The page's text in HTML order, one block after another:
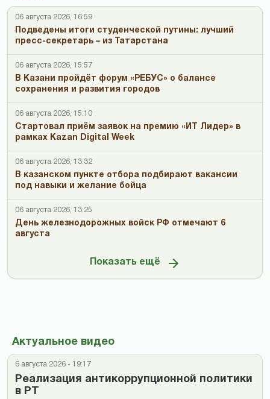
06 августа 2026, 16:59
Подведены итоги студенческой путины: лучший
пресс-секретарь – из Татарстана
06 августа 2026, 15:57
В Казани пройдёт форум «РЕБУС» о балансе
сохранения и развития городов
06 августа 2026, 15:10
Стартовал приём заявок на премию «ИТ Лидер» в
рамках Kazan Digital Week
06 августа 2026, 13:32
В казанском пункте отбора подбирают вакансии
под навыки и желание бойца
06 августа 2026, 13:25
День железнодорожных войск РФ отмечают 6
августа
Показать ещё
Актуальное видео
6 августа 2026 - 19:17
Реализация антикоррупционной политики
в РТ